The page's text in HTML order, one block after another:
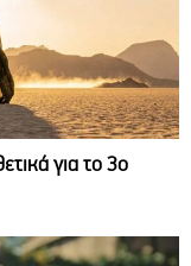
για το 3ο